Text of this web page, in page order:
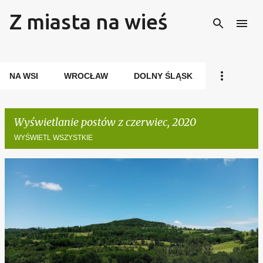
Przejdź do głównej zawartości
Z miasta na wieś
NA WSI WROCŁAW DOLNY ŚLĄSK
Wyświetlanie postów z czerwiec, 2020
WYŚWIETL WSZYSTKIE
y